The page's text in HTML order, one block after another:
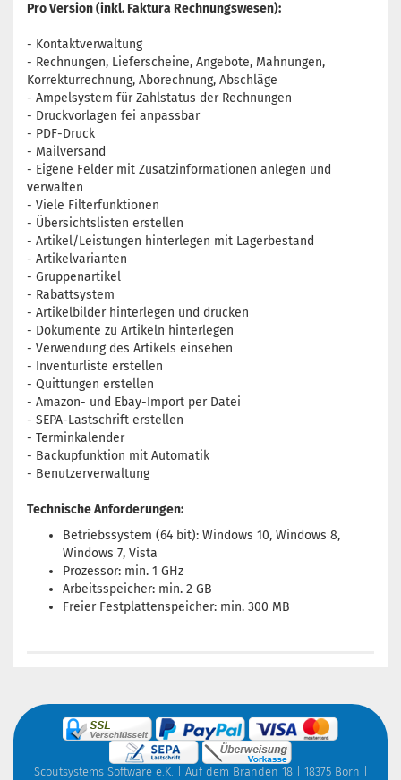
Pro Version (inkl. Faktura Rechnungswesen):
- Kontaktverwaltung
- Rechnungen, Lieferscheine, Angebote, Mahnungen,
Korrekturrechnung, Aborechnung, Abschläge
- Ampelsystem für Zahlstatus der Rechnungen
- Druckvorlagen fei anpassbar
- PDF-Druck
- Mailversand
- Eigene Felder mit Zusatzinformationen anlegen und
verwalten
- Viele Filterfunktionen
- Übersichtslisten erstellen
- Artikel/Leistungen hinterlegen mit Lagerbestand
- Artikelvarianten
- Gruppenartikel
- Rabattsystem
- Artikelbilder hinterlegen und drucken
- Dokumente zu Artikeln hinterlegen
- Verwendung des Artikels einsehen
- Inventurliste erstellen
- Quittungen erstellen
- Amazon- und Ebay-Import per Datei
- SEPA-Lastschrift erstellen
- Terminkalender
- Backupfunktion mit Automatik
- Benutzerverwaltung
Technische Anforderungen:
Betriebssystem (64 bit): Windows 10, Windows 8,
Windows 7, Vista
Prozessor: min. 1 GHz
Arbeitsspeicher: min. 2 GB
Freier Festplattenspeicher: min. 300 MB
Scoutsystems Software e.K. | Auf dem Branden 18 | 18375 Born |